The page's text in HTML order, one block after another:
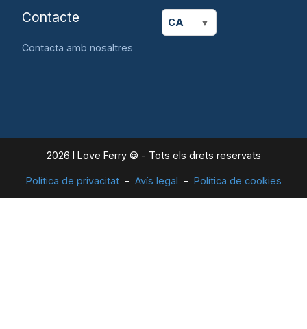
Contacte
Contacta amb nosaltres
CA
2026 I Love Ferry © - Tots els drets reservats
Política de privacitat Avís legal Política de cookies